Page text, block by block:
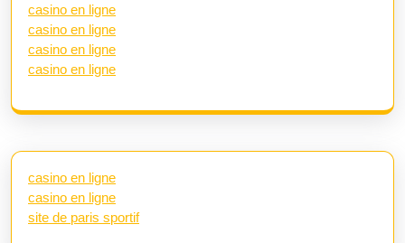
casino en ligne
casino en ligne
casino en ligne
casino en ligne
casino en ligne
casino en ligne
site de paris sportif